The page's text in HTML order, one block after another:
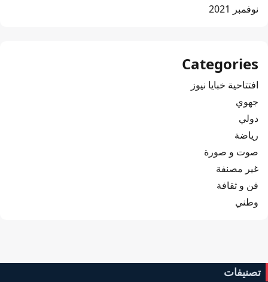
نوفمبر 2021
Categories
افتتاحية خبايا نيوز
جهوي
دولي
رياضة
صوت و صورة
غير مصنفة
فن و ثقافة
وطني
تصنيفات